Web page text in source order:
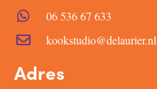
06 536 67 633
kookstudio@delaurier.nl
Adres